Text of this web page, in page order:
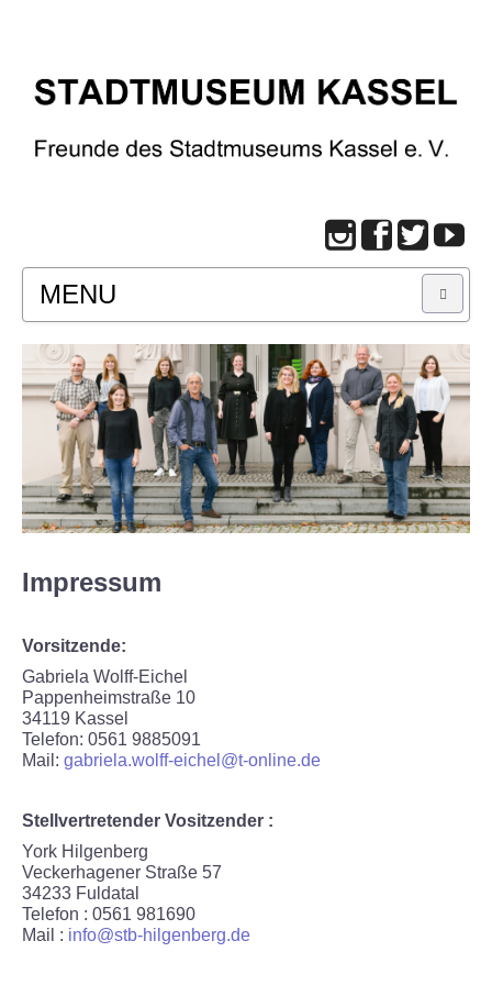
MENU
START
BESUCH
Infos
Termine
Erzähltreff für Ältere
Virtuelle Führung
Dauerausstellung
Kommende Sonderausstellung
Impressum
Vorsitzende:
Gabriela Wolff-Eichel
Pappenheimstraße 10
34119 Kassel
Telefon: 0561 9885091
Mail: gabriela.wolff-eichel@t-online.de
Stellvertretender Vositzender :
York Hilgenberg
Veckerhagener Straße 57
34233 Fuldatal
Telefon : 0561 981690
Mail : info@stb-hilgenberg.de